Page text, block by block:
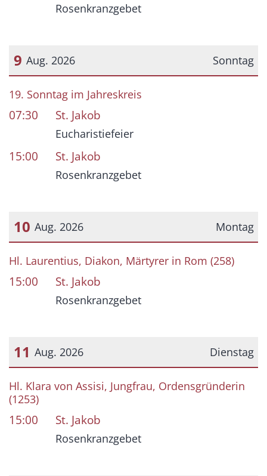
Rosenkranzgebet
Sonntag
9 Aug. 2026
Datum: 9. August 2026
19. Sonntag im Jahreskreis
07:30 St. Jakob
Eucharistiefeier
15:00 St. Jakob
Rosenkranzgebet
Montag
10 Aug. 2026
Datum: 10. August 2026
Hl. Laurentius, Diakon, Märtyrer in Rom (258)
15:00 St. Jakob
Rosenkranzgebet
Dienstag
11 Aug. 2026
Datum: 11. August 2026
Hl. Klara von Assisi, Jungfrau, Ordensgründerin
(1253)
15:00 St. Jakob
Rosenkranzgebet